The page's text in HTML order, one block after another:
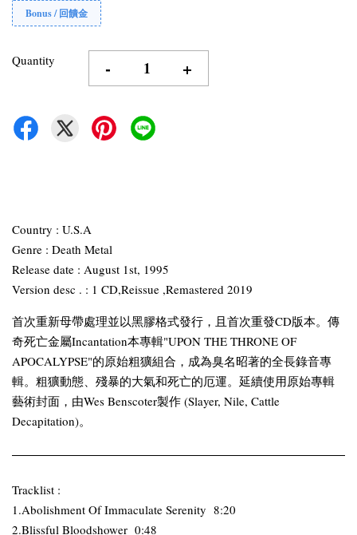
Bonus / 回饋金
Quantity - +
Country : U.S.A
Genre : Death Metal
Release date : August 1st, 1995
Version desc . : 1 CD,Reissue ,Remastered 2019
首次重新母帶處理並以黑膠格式發行，且首次重發CD版本。傳
奇死亡金屬Incantation本專輯"UPON THE THRONE OF
APOCALYPSE"的原始粗獷組合，成為臭名昭著的全長錄音專
輯。粗獷動態、殘暴的大氣和死亡的厄運。延續使用原始專輯
藝術封面，由Wes Benscoter製作 (Slayer, Nile, Cattle
Decapitation)。
Tracklist :
1.Abolishment Of Immaculate Serenity 8:20
2.Blissful Bloodshower 0:48